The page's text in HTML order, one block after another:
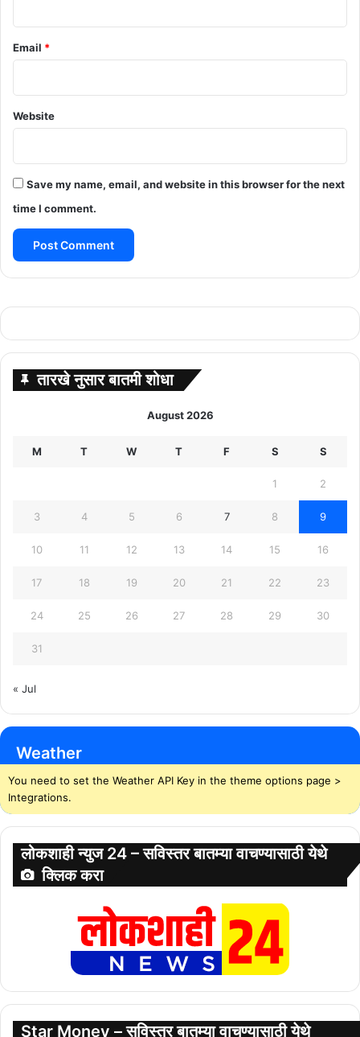
Email *
Website
Save my name, email, and website in this browser for the next
time I comment.
तारखे नुसार बातमी शोधा
August 2026
M T W T F S S
1 2
3 4 5 6 7 8 9
10 11 12 13 14 15 16
17 18 19 20 21 22 23
24 25 26 27 28 29 30
31
« Jul
Weather
You need to set the Weather API Key in the theme options page >
Integrations.
लोकशाही न्युज 24 – सविस्तर बातम्या वाचण्यासाठी येथे
क्लिक करा
Star Money – सविस्तर बातम्या वाचण्यासाठी येथे